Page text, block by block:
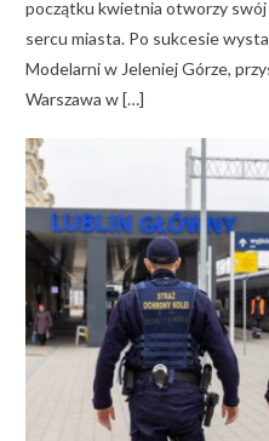
początku kwietnia otworzy swój
sercu miasta. Po sukcesie
Modelarni w Jeleniej Górze,
Warszawa w […]